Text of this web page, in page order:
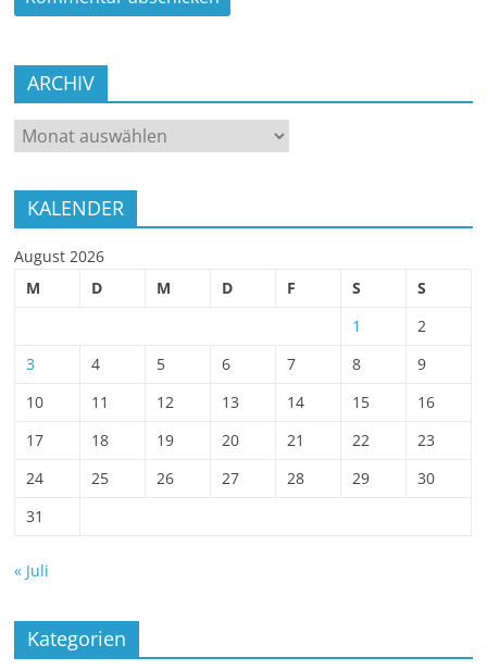
ARCHIV
ARCHIV
KALENDER
August 2026
M
D M D F S
S
1
2
3
4 5 6 7 8
9
10
11 12 13 14 15
16
17
18 19 20 21 22
23
24
25 26 27 28 29
30
31
« Juli
Kategorien